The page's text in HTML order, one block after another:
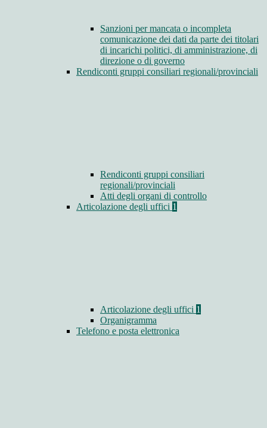
Sanzioni per mancata o incompleta
comunicazione dei dati da parte dei titolari
di incarichi politici, di amministrazione, di
direzione o di governo
Rendiconti gruppi consiliari regionali/provinciali
Rendiconti gruppi consiliari
regionali/provinciali
Atti degli organi di controllo
Articolazione degli uffici 1
Articolazione degli uffici 1
Organigramma
Telefono e posta elettronica